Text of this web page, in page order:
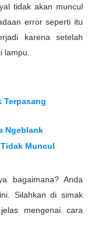
tidak akan muncul
error seperti itu
karena setelah
lampu.
Terpasang
Ngeblank
Muncul
bagaimana? Anda
Silahkan di simak
mengenai cara